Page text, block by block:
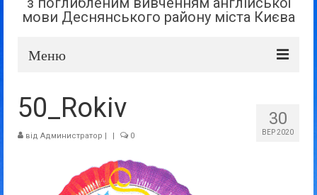
мови Деснянського району міста Києва
Меню
Про школу
Дошка оголошень
Прозорість та відкритість
30
ВЕР 2020
50_Rokiv
від Администратор | | 0